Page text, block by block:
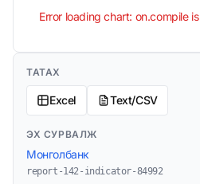
Error loading chart: on.compile
ТАТАХ
Excel Text/CSV
ЭХ СУРВАЛЖ
Монголбанк
report-142-indicator-84992